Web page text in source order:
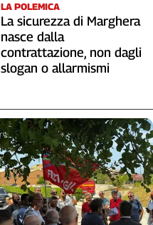
LA POLEMICA
La sicurezza di Marghera
nasce dalla
contrattazione, non dagli
slogan o allarmismi